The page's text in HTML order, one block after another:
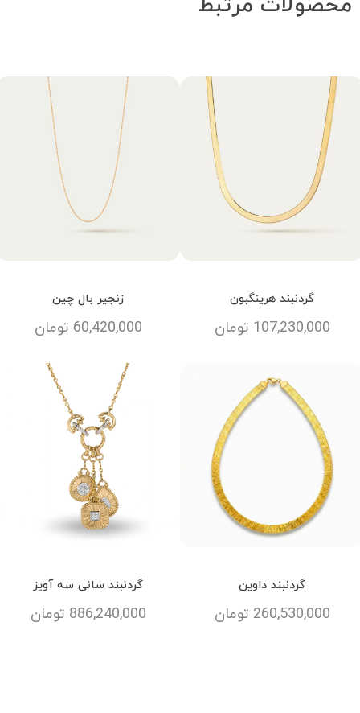
گردنبند هرینگبون
107,230,000 تومان
زنجیر بال چین
60,420,000 تومان
گردنبند داوین
260,530,000 تومان
گردنبند سانی سه آویز
886,240,000 تومان